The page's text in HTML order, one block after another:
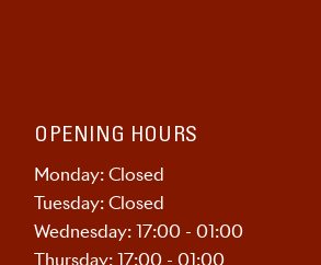
OPENING HOURS
Monday: Closed
Tuesday: Closed
Wednesday: 17:00 - 01:00
Thursday: 17:00 - 01:00